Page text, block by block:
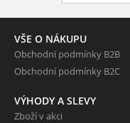
VŠE O NÁKUPU
Obchodní podmínky B2B
Obchodní podmínky B2C
VÝHODY A SLEVY
Zboží v akci